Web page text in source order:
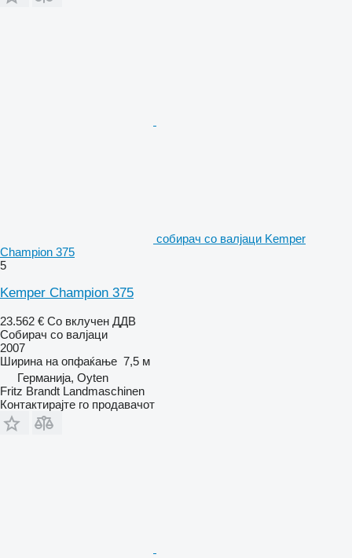
собирач со валјаци Kemper
Champion 375
5
Kemper Champion 375
23.562 € Со вклучен ДДВ
Собирач со валјаци
2007
Ширина на опфаќање 7,5 м
Германија, Oyten
Fritz Brandt Landmaschinen
Контактирајте го продавачот